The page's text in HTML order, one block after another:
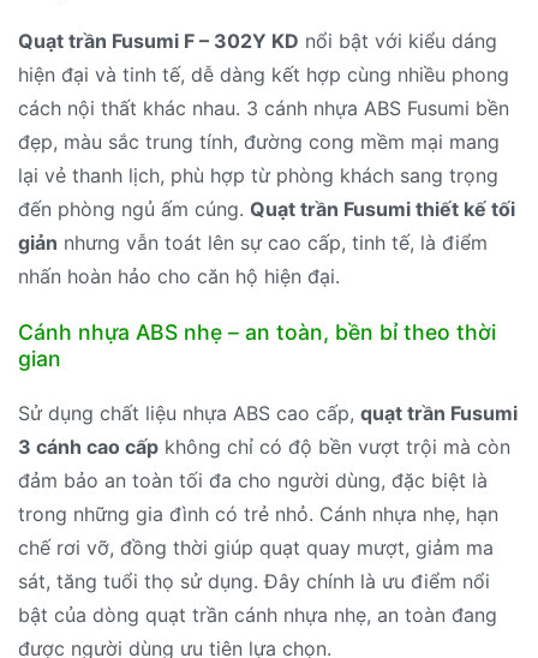
Quạt trần Fusumi F – 302Y KD nổi bật với kiểu dáng
hiện đại và tinh tế, dễ dàng kết hợp cùng nhiều phong
cách nội thất khác nhau. 3 cánh nhựa ABS Fusumi bền
đẹp, màu sắc trung tính, đường cong mềm mại mang
lại vẻ thanh lịch, phù hợp từ phòng khách sang trọng
đến phòng ngủ ấm cúng. Quạt trần Fusumi thiết kế tối
giản nhưng vẫn toát lên sự cao cấp, tinh tế, là điểm
nhấn hoàn hảo cho căn hộ hiện đại.
Cánh nhựa ABS nhẹ – an toàn, bền bỉ theo thời
gian
Sử dụng chất liệu nhựa ABS cao cấp, quạt trần Fusumi
3 cánh cao cấp không chỉ có độ bền vượt trội mà còn
đảm bảo an toàn tối đa cho người dùng, đặc biệt là
trong những gia đình có trẻ nhỏ. Cánh nhựa nhẹ, hạn
chế rơi vỡ, đồng thời giúp quạt quay mượt, giảm ma
sát, tăng tuổi thọ sử dụng. Đây chính là ưu điểm nổi
bật của dòng quạt trần cánh nhựa nhẹ, an toàn đang
được người dùng ưu tiên lựa chọn.